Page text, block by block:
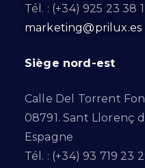
Tél. : (+34) 925 23 38
marketing@prilux.es
Siège nord-est
Calle Del Torrent
08791. Sant Llorenç
Espagne
Tél. : (+34) 93 719 23